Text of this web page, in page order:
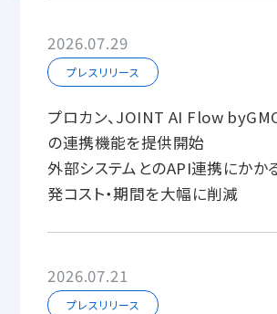
2026.07.29
プレスリリース
プロカン、JOINT AI Flow
の連携機能を提供開始
外部システムとのAPI連携にかか
発コスト・期間を大幅に削減
2026.07.21
プレスリリース